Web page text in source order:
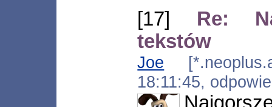
[17] Re:
tekstów
Joe
18:11:45,